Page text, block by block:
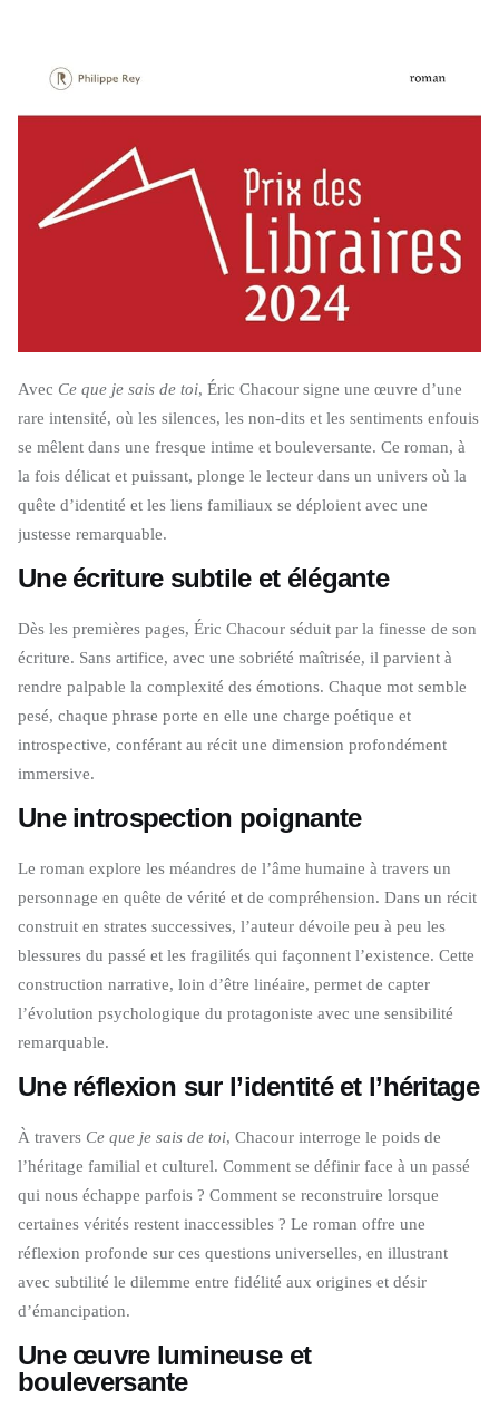
Avec Ce que je sais de toi, Éric Chacour signe une œuvre d’une
rare intensité, où les silences, les non-dits et les sentiments enfouis
se mêlent dans une fresque intime et bouleversante. Ce roman, à
la fois délicat et puissant, plonge le lecteur dans un univers où la
quête d’identité et les liens familiaux se déploient avec une
justesse remarquable.
Une écriture subtile et élégante
Dès les premières pages, Éric Chacour séduit par la finesse de son
écriture. Sans artifice, avec une sobriété maîtrisée, il parvient à
rendre palpable la complexité des émotions. Chaque mot semble
pesé, chaque phrase porte en elle une charge poétique et
introspective, conférant au récit une dimension profondément
immersive.
Une introspection poignante
Le roman explore les méandres de l’âme humaine à travers un
personnage en quête de vérité et de compréhension. Dans un récit
construit en strates successives, l’auteur dévoile peu à peu les
blessures du passé et les fragilités qui façonnent l’existence. Cette
construction narrative, loin d’être linéaire, permet de capter
l’évolution psychologique du protagoniste avec une sensibilité
remarquable.
Une réflexion sur l’identité et l’héritage
À travers Ce que je sais de toi, Chacour interroge le poids de
l’héritage familial et culturel. Comment se définir face à un passé
qui nous échappe parfois ? Comment se reconstruire lorsque
certaines vérités restent inaccessibles ? Le roman offre une
réflexion profonde sur ces questions universelles, en illustrant
avec subtilité le dilemme entre fidélité aux origines et désir
d’émancipation.
Une œuvre lumineuse et
bouleversante